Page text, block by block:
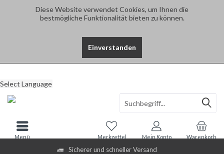
Diese Website verwendet Cookies, um Ihnen die
bestmögliche Funktionalität bieten zu können.
Einverstanden
Sicherer und schneller Versand
Select Language
Warenkorb
Merkzettel Mein Konto
Menü